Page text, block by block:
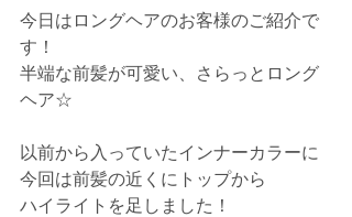
今日はロングヘアのお客様のご紹介で
す！
半端な前髪が可愛い、さらっとロング
ヘア☆
以前から入っていたインナーカラーに
今回は前髪の近くにトップから
ハイライトを足しました！